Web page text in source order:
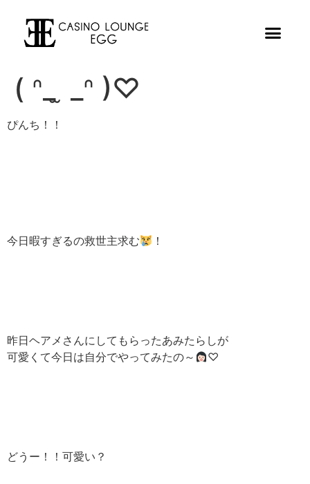
( ᐢ_ ̫ _ᐢ )♡
ぴんち！！
今日暇すぎるの救世主求む ！
昨日ヘアメさんにしてもらったあみたらしが
可愛くて今日は自分でやってみたの～
♡
どうー！！可愛い？